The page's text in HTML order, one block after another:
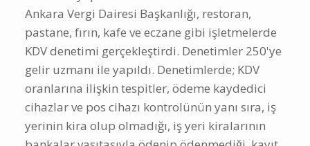
Ankara Vergi Dairesi Başkanlığı, restoran,
pastane, fırın, kafe ve eczane gibi işletmelerde
KDV denetimi gerçekleştirdi. Denetimler 250'ye
gelir uzmanı ile yapıldı. Denetimlerde; KDV
oranlarına ilişkin tespitler, ödeme kaydedici
cihazlar ve pos cihazı kontrolünün yanı sıra, iş
yerinin kira olup olmadığı, iş yeri kiralarının